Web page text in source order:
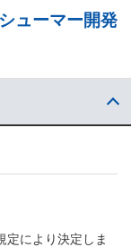
ューマー開発
定により決定しま